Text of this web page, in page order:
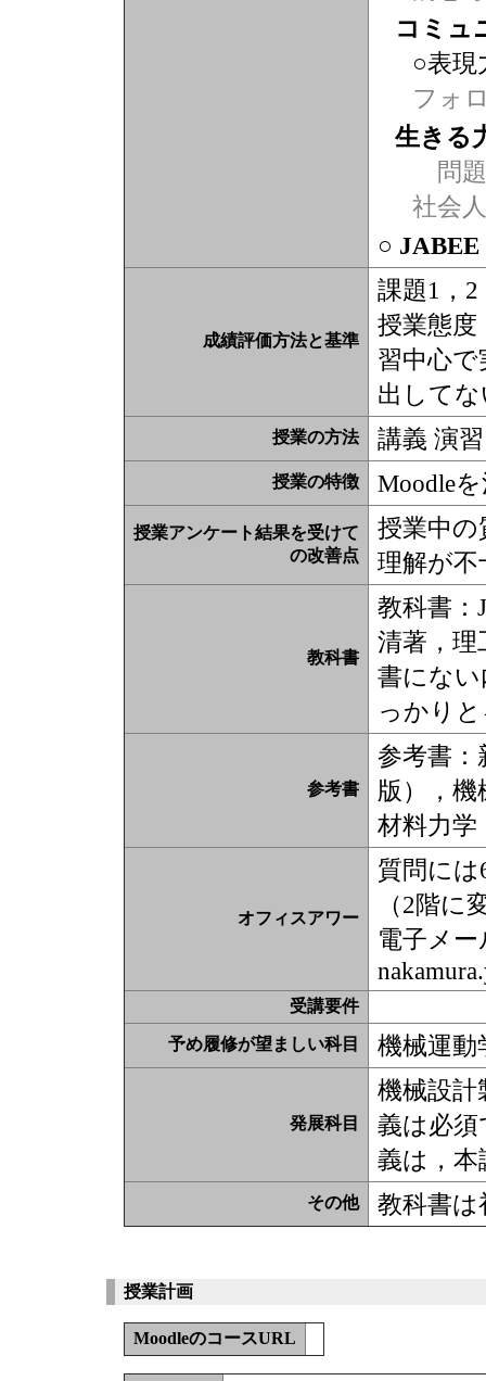
コミュ
○表現
フォ
生きる
問題
社会
○
成績評価方法と基準
課題1，
授業態度
習中心
出して
授業の方法 講義 演習
授業の特徴 Moodle
授業アンケート結果を受けて
の改善点
授業中
理解が
教科書
教科書：
清著，
書にな
っかり
参考書
参考書：
版），機
材料力学
オフィスアワー
質問には
（2階に
電子メ
受講要件
予め履修が望ましい科目 機械運動
発展科目
機械設
義は必須
義は，本
その他 教科書
授業計画
MoodleのコースURL